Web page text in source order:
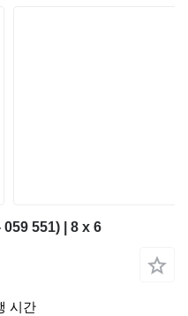
551) | 8 x 6
시간